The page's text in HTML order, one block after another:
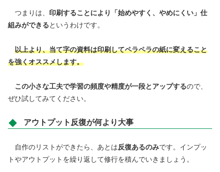
つまりは、 印刷することにより「始めやすく、やめにくい」仕
組みができるというわけです。
以上より、当て字の資料は印刷してペラペラの紙に変えること
を強くオススメします。
この小さな工夫で学習の頻度や精度が一段とアップするので、
ぜひ試してみてください。
アウトプット反復が何より大事
自作のリストができたら、あとは反復あるのみです。インプッ
トやアウトプットを繰り返して修行を積んでいきましょう。